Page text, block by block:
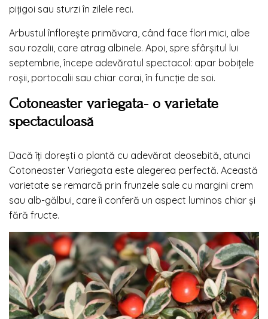
pițigoi sau sturzi în zilele reci.
Arbustul înflorește primăvara, când face flori mici, albe
sau rozalii, care atrag albinele. Apoi, spre sfârșitul lui
septembrie, începe adevăratul spectacol: apar bobițele
roșii, portocalii sau chiar corai, în funcție de soi.
Cotoneaster variegata- o varietate
spectaculoasă
Dacă îți dorești o plantă cu adevărat deosebită, atunci
Cotoneaster Variegata este alegerea perfectă. Această
varietate se remarcă prin frunzele sale cu margini crem
sau alb-gălbui, care îi conferă un aspect luminos chiar și
fără fructe.